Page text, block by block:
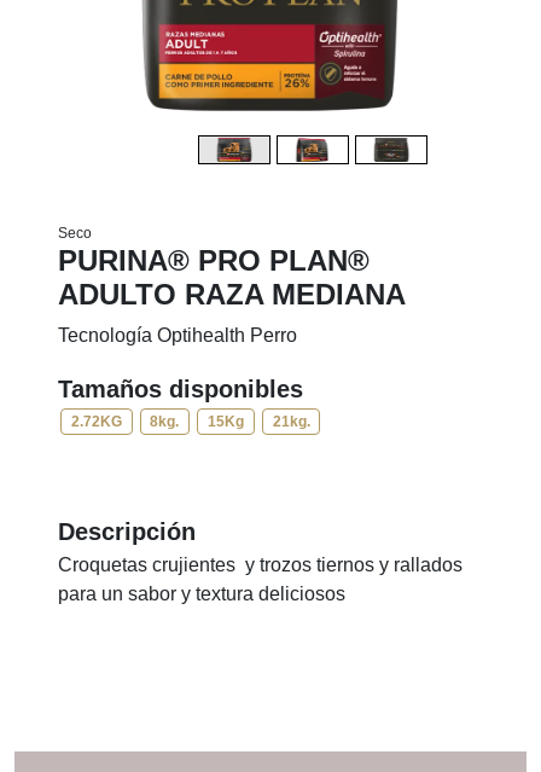
Seco
PURINA® PRO PLAN®
ADULTO RAZA MEDIANA
Tecnología Optihealth Perro
Tamaños disponibles
2.72KG 8kg. 15Kg 21kg.
Descripción
Croquetas crujientes y trozos tiernos y rallados
para un sabor y textura deliciosos